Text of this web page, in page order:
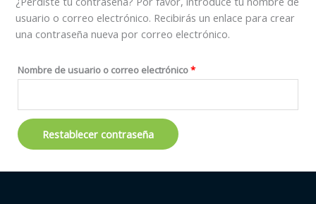
usuario o correo electrónico. Recibirás un enlace para crear
una contraseña nueva por correo electrónico.
Nombre de usuario o correo electrónico*
Restablecer contraseña